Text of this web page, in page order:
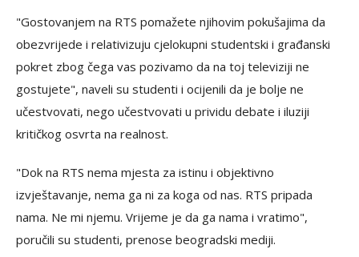
"Gostovanjem na RTS pomažete njihovim pokušajima da
obezvrijede i relativizuju cjelokupni studentski i građanski
pokret zbog čega vas pozivamo da na toj televiziji ne
gostujete", naveli su studenti i ocijenili da je bolje ne
učestvovati, nego učestvovati u prividu debate i iluziji
kritičkog osvrta na realnost.
"Dok na RTS nema mjesta za istinu i objektivno
izvještavanje, nema ga ni za koga od nas. RTS pripada
nama. Ne mi njemu. Vrijeme je da ga nama i vratimo",
poručili su studenti, prenose beogradski mediji.